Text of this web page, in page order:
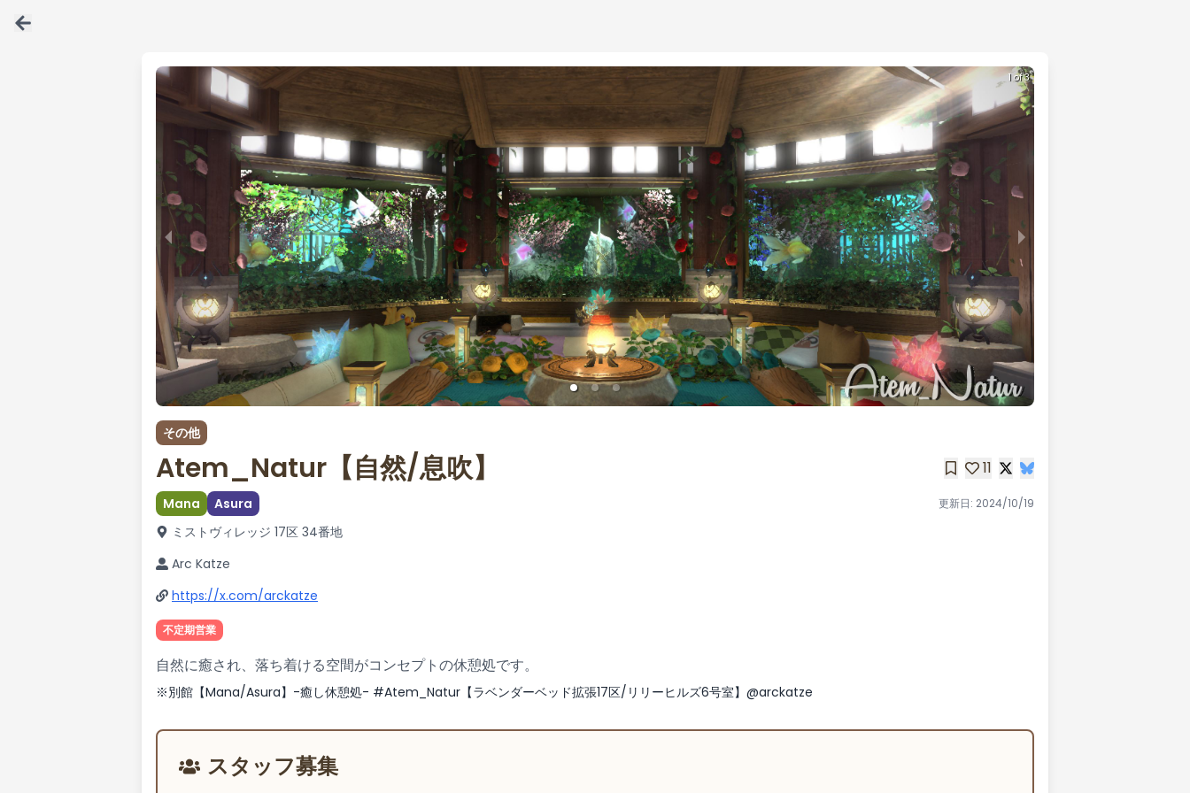
1 of 3
その他
Atem_Natur【自然/息吹】 11
Mana Asura 更新日: 2024/10/19
ミストヴィレッジ 17区 34番地
Arc Katze
https://x.com/arckatze
不定期営業
自然に癒され、落ち着ける空間がコンセプトの休憩処です。
※別館【Mana/Asura】-癒し休憩処- #Atem_Natur【ラベンダーベッド拡張17区/リリーヒルズ6号室】@arckatze
スタッフ募集